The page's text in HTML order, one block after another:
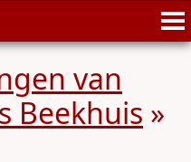
van
Beekhuis »